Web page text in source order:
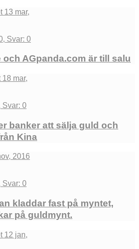
13 mar,
Svar: 0
och AGpanda.com är till salu
mar,
Svar: 0
banker att sälja guld och
Kina
2016
Svar: 0
kladdar fast på myntet,
på guldmynt.
12 jan,